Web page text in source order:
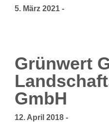
5. März 2021 -
Grünwert
GmbH
12. April 2018 -